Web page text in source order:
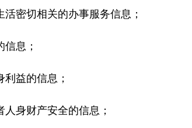
活密切相关的办事服务信息；
信息；
利益的信息；
人身财产安全的信息；